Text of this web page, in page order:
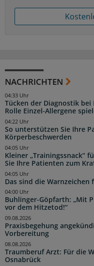
NACHRICHTEN
Tücken der Diagnostik
Rolle Einzel-Allergene
04:33 Uhr
So unterstützen Sie Ihre
Körperbeschwerden
04:22 Uhr
Kleiner „Trainingssnack“
Sie Ihre Patienten zum
04:05 Uhr
Das sind die
04:05 Uhr
Buhlinger-Göpfarth: „Mit
vor dem Hitzetod!“
04:00 Uhr
Praxisbegehung
Vorbereitung
09.08.2026
Traumberuf Arzt: Für die
Osnabrück
08.08.2026